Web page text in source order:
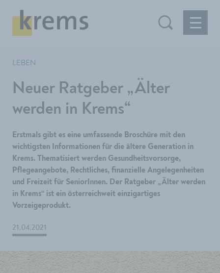
LEBEN
Neuer Ratgeber „Älter
werden in Krems“
Erstmals gibt es eine umfassende Broschüre mit den
wichtigsten Informationen für die ältere Generation in
Krems. Thematisiert werden Gesundheitsvorsorge,
Pflegeangebote, Rechtliches, finanzielle Angelegenheiten
und Freizeit für SeniorInnen. Der Ratgeber „Älter werden
in Krems“ ist ein österreichweit einzigartiges
Vorzeigeprodukt.
21.04.2021